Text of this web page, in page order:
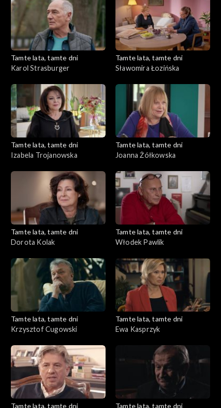
Tamte lata, tamte dni
Karol Strasburger
Tamte lata, tamte dni
Sławomira Łozińska
Tamte lata, tamte dni
Izabela Trojanowska
Tamte lata, tamte dni
Joanna Żółkowska
Tamte lata, tamte dni
Dorota Kolak
Tamte lata, tamte dni
Włodek Pawlik
Tamte lata, tamte dni
Krzysztof Cugowski
Tamte lata, tamte dni
Ewa Kasprzyk
Tamte lata, tamte dni
Tamte lata, tamte dni